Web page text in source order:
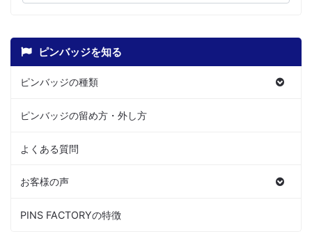
ピンバッジを知る
ピンバッジの種類
ピンバッジの留め方・外し方
よくある質問
お客様の声
PINS FACTORYの特徴